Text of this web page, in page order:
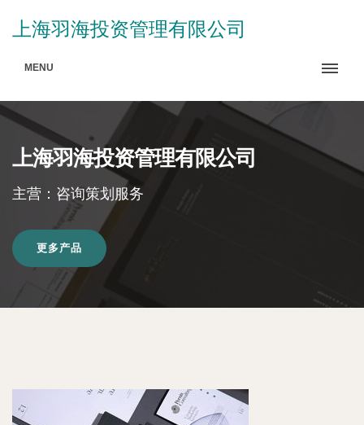
上海羽海投资管理有限公司
MENU
上海羽海投资管理有限公司
主营：咨询策划服务
更多产品